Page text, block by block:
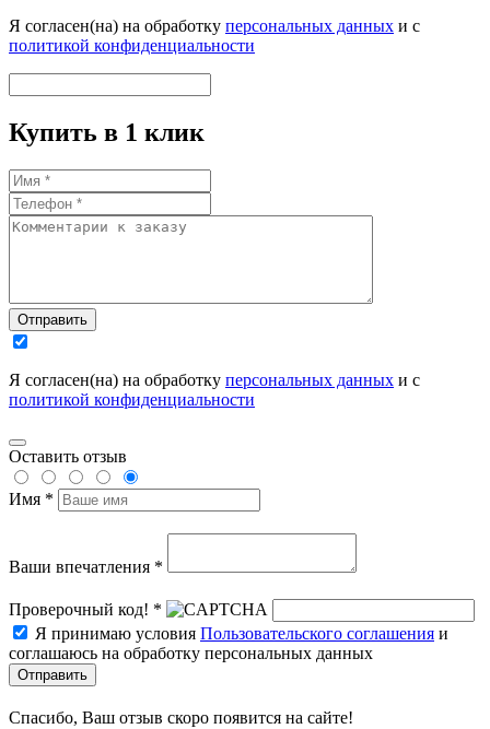
Я согласен(на) на обработку персональных данных и с
политикой конфиденциальности
Купить в 1 клик
Отправить
Я согласен(на) на обработку персональных данных и с
политикой конфиденциальности
Оставить отзыв
Имя *
Ваши впечатления *
Проверочный код! *
Я принимаю условия Пользовательского соглашения и
соглашаюсь на обработку персональных данных
Отправить
Спасибо, Ваш отзыв скоро появится на сайте!